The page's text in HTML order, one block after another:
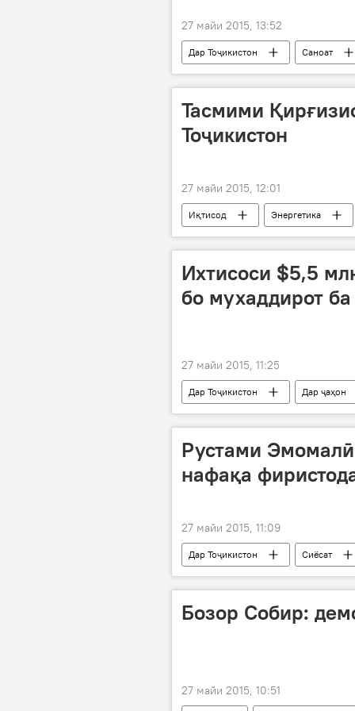
27 майи 2015, 13:52
Дар Тоҷикистон Саноат
Қирғизистон
Сюзан
Тасмими
Тоҷикистон
27 майи 2015, 12:01
Иқтисод Энергетика
Қирғизистон
Душанбе
Ихтисоси $5,5
бо мухаддирот ба
27 майи 2015, 11:25
Дар Тоҷикистон Дар ҷаҳон
Амният ва мудофиа
Виктор
Рустами
нафақа
27 майи 2015, 11:09
Дар Тоҷикистон Сиёсат
гусел
ифтихорнома
Бозор Собир:
27 майи 2015, 10:51